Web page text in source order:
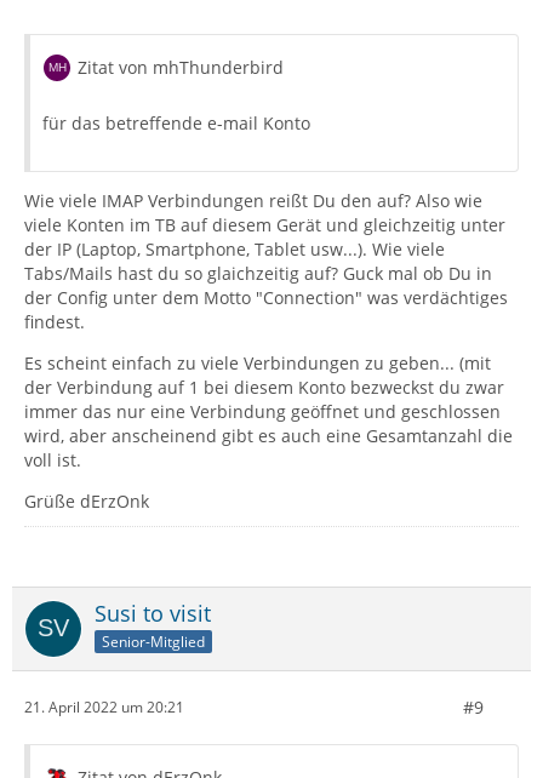
Zitat von mhThunderbird
für das betreffende e-mail Konto
Wie viele IMAP Verbindungen reißt Du den auf? Also wie
viele Konten im TB auf diesem Gerät und gleichzeitig unter
der IP (Laptop, Smartphone, Tablet usw...). Wie viele
Tabs/Mails hast du so glaichzeitig auf? Guck mal ob Du in
der Config unter dem Motto "Connection" was verdächtiges
findest.
Es scheint einfach zu viele Verbindungen zu geben... (mit
der Verbindung auf 1 bei diesem Konto bezweckst du zwar
immer das nur eine Verbindung geöffnet und geschlossen
wird, aber anscheinend gibt es auch eine Gesamtanzahl die
voll ist.
Grüße dErzOnk
Susi to visit
Senior-Mitglied
21. April 2022 um 20:21 #9